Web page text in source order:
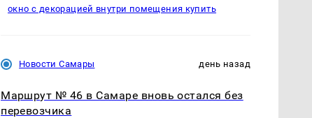
окно с декорацией внутри помещения купить
Новости Самары день назад
Маршрут № 46 в Самаре вновь остался без
перевозчика